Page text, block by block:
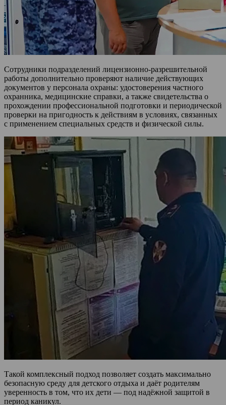
Сотрудники подразделений лицензионно-разрешительной
работы дополнительно проверяют наличие действующих
документов у персонала охраны: удостоверения частного
охранника, медицинские справки, а также свидетельства о
прохождении профессиональной подготовки и периодической
проверки на пригодность к действиям в условиях, связанных
с применением специальных средств и физической силы.
Такой комплексный подход позволяет создать максимально
безопасную среду для детского отдыха и даёт родителям
уверенность в том, что их дети — под надёжной защитой в
период каникул.